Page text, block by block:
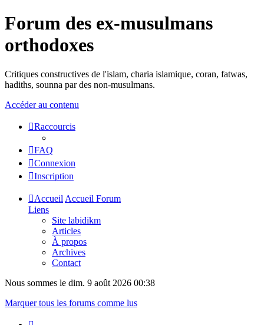
Forum des ex-musulmans
orthodoxes
Critiques constructives de l'islam, charia islamique, coran, fatwas,
hadiths, sounna par des non-musulmans.
Accéder au contenu
Raccourcis
FAQ
Connexion
Inscription
Accueil Accueil Forum
Liens
Site labidikm
Articles
À propos
Archives
Contact
Nous sommes le dim. 9 août 2026 00:38
Marquer tous les forums comme lus